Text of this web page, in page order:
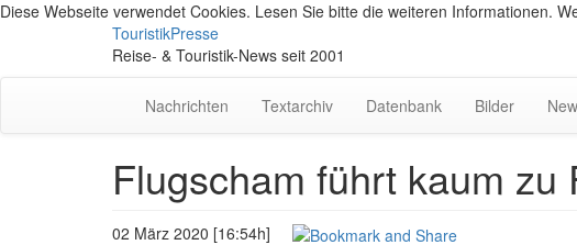
Diese Webseite verwendet Cookies. Lesen Sie bitte die weiteren Informationen.
TouristikPresse
Reise- & Touristik-News seit 2001
Nachrichten Textarchiv Datenbank Bilder
Flugscham führt kaum zu
02 März 2020 [16:54h]